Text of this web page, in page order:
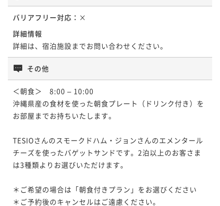
バリアフリー対応： ×
詳細情報
詳細は、宿泊施設までお問い合わせください。
その他
＜朝食＞　8:00 – 10:00
沖縄県産の食材を使った朝食プレート（ドリンク付き）を
お部屋までお持ちいたします。
TESIOさんのスモークドハム・ジョンさんのエメンタール
チーズを使ったバゲットサンドです。2泊以上のお客さま
は3種類よりお選びいただけます。
＊ご希望の場合は「朝食付きプラン」をお選びください
＊ご予約後のキャンセルはご遠慮ください。